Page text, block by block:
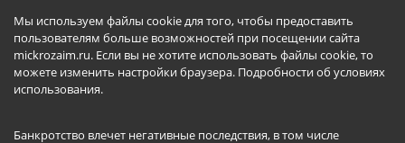
Мы используем файлы cookie для того, чтобы предоставить
пользователям больше возможностей при посещении сайта
mickrozaim.ru. Если вы не хотите использовать файлы cookie, то
можете изменить настройки браузера. Подробности об условиях
использования.
Банкротство влечет негативные последствия, в том числе